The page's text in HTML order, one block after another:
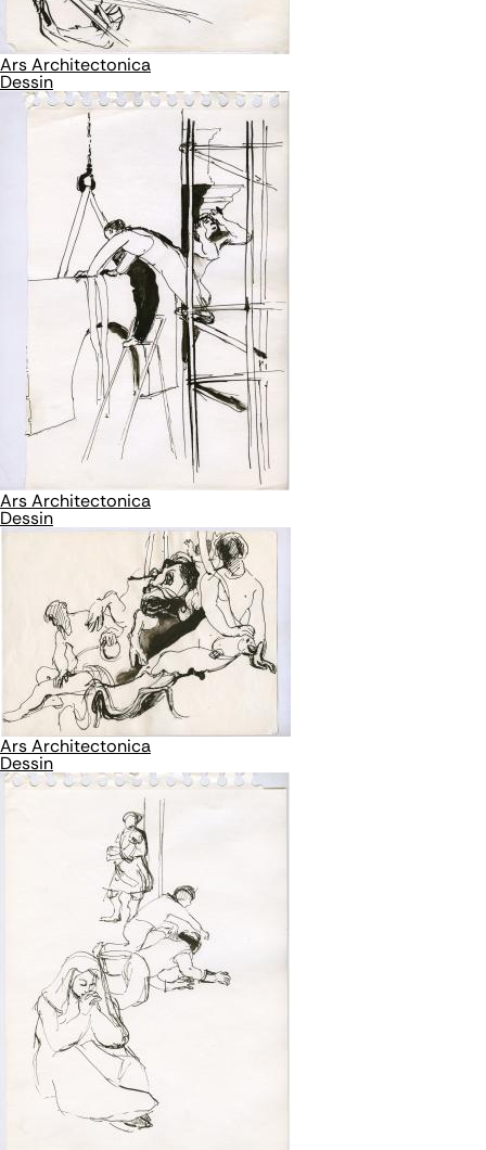
Ars Architectonica
Dessin
Ars Architectonica
Dessin
Ars Architectonica
Dessin